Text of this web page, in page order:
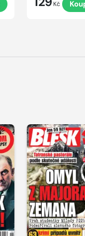
Kč